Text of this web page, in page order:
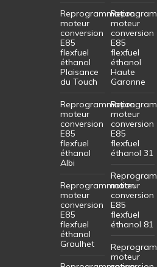
Reprogrammation
moteur
conversion
E85
flexfuel
éthanol
Plaisance
du Touch
Reprogrammation
moteur
conversion
E85
flexfuel
éthanol
Albi
Reprogrammation
moteur
conversion
E85
flexfuel
éthanol
Graulhet
moteur
conversion
E85
flexfuel
éthanol
Haute
Garonne
moteur
conversion
E85
flexfuel
éthanol 31
moteur
conversion
E85
flexfuel
éthanol 81
moteur